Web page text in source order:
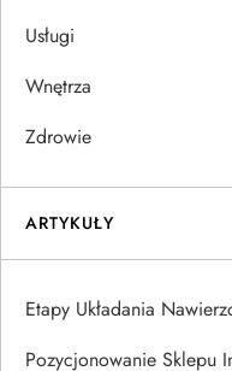
Usługi
Wnętrza
Zdrowie
ARTYKUŁY
Etapy Układania
Pozycjonowanie Sklepu